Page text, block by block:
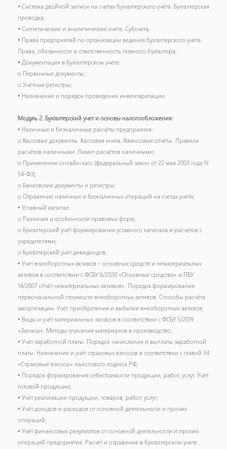
• Система двойной записи на счетах бухгалтерского учёта. Бухгалтерская
проводка;
• Синтетические и аналитические счета. Субсчета;
• Права предприятий по организации ведения бухгалтерского учёта.
Права, обязанности и ответственность главного бухгалтера;
• Документация в бухгалтерском учёте:
o Первичные документы;
o Учётные регистры;
• Назначение и порядок проведения инвентаризации.
Модуль 2. Бухгалтерский учет и основы налогообложения:
• Наличные и безналичные расчёты предприятия:
o Кассовые документы. Кассовая книга. Авансовые отчёты. Правила
расчётов наличными. Лимит расчётов наличными;
o Применение онлайн-касс (федеральный закон от 22 мая 2003 года N
54-ФЗ);
o Банковские документы и регистры;
o Отражение наличных и безналичных операций на счетах учёта;
• Уставный капитал:
o Различия и особенности правовых форм;
o Бухгалтерский учёт формирования уставного капитала и расчётов с
учредителями;
o Бухгалтерский учёт дивидендов;
• Учет внеоборотных активов – основных средств и нематериальных
активов в соответствии с ФСБУ 6/2020 «Основные средства» и ПБУ
14/2007 «Учёт нематериальных активов». Порядок формирования
первоначальной стоимости внеоборотных активов. Способы расчёта
амортизации. Учёт приобретения и выбытия внеоборотных активов;
• Виды и учёт материальных запасов в соответствии с ФСБУ 5/2019
«Запасы». Методы списания материалов в производство;
• Учёт заработной платы. Порядок начисления и выплаты заработной
платы. Назначение и учёт страховых взносов в соответствии с главой 34
«Страховые взносы» налогового кодекса РФ;
• Порядок формирования себестоимости продукции, работ, услуг. Учёт
готовой продукции;
• Учёт реализации продукции, товаров, работ, услуг;
• Учёт доходов и расходов от основной деятельности и прочих
операций;
• Учёт финансовых результатов от основной деятельности и прочих
операций предприятия. Расчёт и отражение в бухгалтерском учете